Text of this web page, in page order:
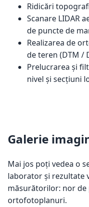
Ridicări
Scanare LIDAR
de puncte de
Realizarea de
de teren (DTM /
Prelucrarea și
nivel și secțiuni
Galerie
Mai jos poți vedea o
laborator și rezultate
măsurătorilor: nor de
ortofotoplanuri.